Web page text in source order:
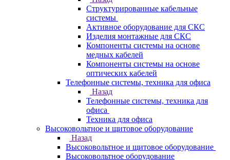
Структурированные кабельные
системы
Активное оборудование для СКС
Изделия монтажные для СКС
Компоненты системы на основе
медных кабелей
Компоненты системы на основе
оптических кабелей
Телефонные системы, техника для офиса
Назад
Телефонные системы, техника для
офиса
Техника для офиса
Высоковольтное и щитовое оборудование
Назад
Высоковольтное и щитовое оборудование
Высоковольтное оборудование